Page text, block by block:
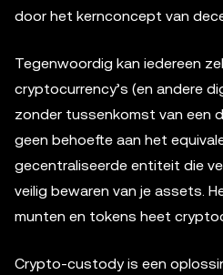
door het kernconcept van
Tegenwoordig kan iedereen
cryptocurrency’s (en andere
zonder tussenkomst van een
geen behoefte aan het
gecentraliseerde entiteit die
veilig bewaren van je assets.
munten en tokens heet
Crypto-custody is een